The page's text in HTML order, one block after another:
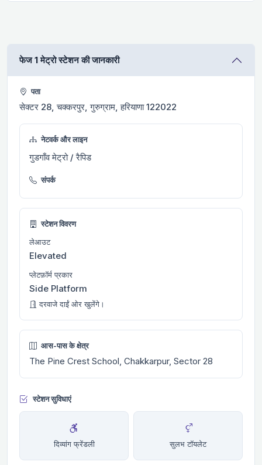
फेज 1 मेट्रो स्टेशन की जानकारी
पता
सेक्टर 28, चक्करपुर, गुरुग्राम, हरियाणा 122022
नेटवर्क और लाइन
गुडगाँव मेट्रो / रैपिड
संपर्क
स्टेशन विवरण
लेआउट
Elevated
प्लेटफ़ॉर्म प्रकार
Side Platform
दरवाजे दाईं ओर खुलेंगे।
आस-पास के क्षेत्र
The Pine Crest School, Chakkarpur, Sector 28
स्टेशन सुविधाएं
दिव्यांग फ्रेंडली सुलभ टॉयलेट